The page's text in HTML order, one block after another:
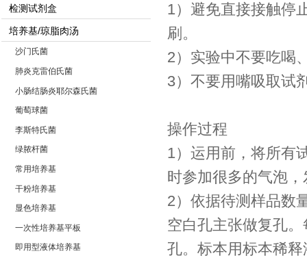
检测试剂盒
培养基/琼脂肉汤
沙门氏菌
肺炎克雷伯氏菌
小肠结肠炎耶尔森氏菌
葡萄球菌
李斯特氏菌
绿脓杆菌
常用培养基
干粉培养基
显色培养基
一次性培养基平板
即用型液体培养基
1）避免直接接触停
刷。
2）实验中不要吃喝
3）不要用嘴吸取试
操作过程
1）运用前，将所有
时参加很多的气泡
2）依据待测样品数
空白孔主张做复孔
孔。标本用标本稀